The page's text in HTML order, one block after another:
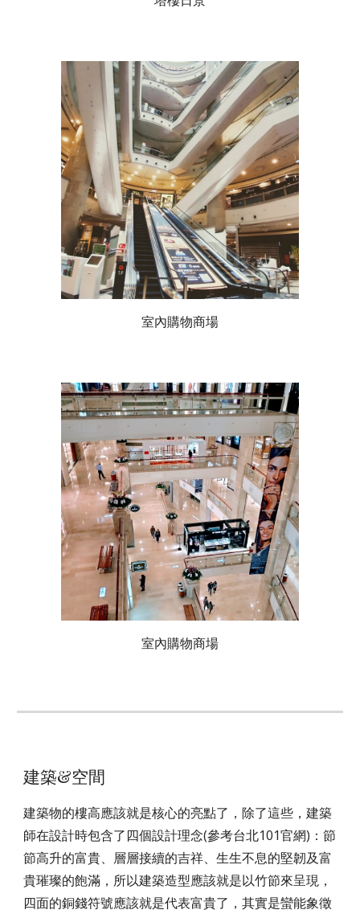
室內購物商場
室內購物商場
建築&空間
建築物的樓高應該就是核心的亮點了，除了這些，建築
師在設計時包含了四個設計理念(參考台北101官網)：節
節高升的富貴、層層接續的吉祥、生生不息的堅韌及富
貴璀璨的飽滿，所以建築造型應該就是以竹節來呈現，
四面的銅錢符號應該就是代表富貴了，其實是蠻能象徵